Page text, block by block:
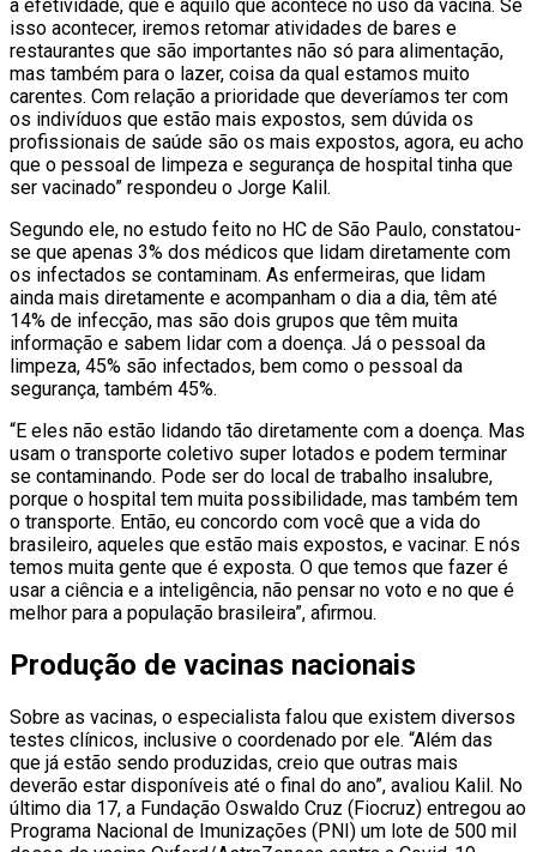
a efetividade, que é aquilo que acontece no uso da vacina. Se
isso acontecer, iremos retomar atividades de bares e
restaurantes que são importantes não só para alimentação,
mas também para o lazer, coisa da qual estamos muito
carentes. Com relação a prioridade que deveríamos ter com
os indivíduos que estão mais expostos, sem dúvida os
profissionais de saúde são os mais expostos, agora, eu acho
que o pessoal de limpeza e segurança de hospital tinha que
ser vacinado” respondeu o Jorge Kalil.
Segundo ele, no estudo feito no HC de São Paulo, constatou-
se que apenas 3% dos médicos que lidam diretamente com
os infectados se contaminam. As enfermeiras, que lidam
ainda mais diretamente e acompanham o dia a dia, têm até
14% de infecção, mas são dois grupos que têm muita
informação e sabem lidar com a doença. Já o pessoal da
limpeza, 45% são infectados, bem como o pessoal da
segurança, também 45%.
“E eles não estão lidando tão diretamente com a doença. Mas
usam o transporte coletivo super lotados e podem terminar
se contaminando. Pode ser do local de trabalho insalubre,
porque o hospital tem muita possibilidade, mas também tem
o transporte. Então, eu concordo com você que a vida do
brasileiro, aqueles que estão mais expostos, e vacinar. E nós
temos muita gente que é exposta. O que temos que fazer é
usar a ciência e a inteligência, não pensar no voto e no que é
melhor para a população brasileira”, afirmou.
Produção de vacinas nacionais
Sobre as vacinas, o especialista falou que existem diversos
testes clínicos, inclusive o coordenado por ele. “Além das
que já estão sendo produzidas, creio que outras mais
deverão estar disponíveis até o final do ano”, avaliou Kalil. No
último dia 17, a Fundação Oswaldo Cruz (Fiocruz) entregou ao
Programa Nacional de Imunizações (PNI) um lote de 500 mil